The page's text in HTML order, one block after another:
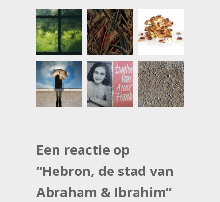
Een reactie op
“Hebron, de stad van
Abraham & Ibrahim”